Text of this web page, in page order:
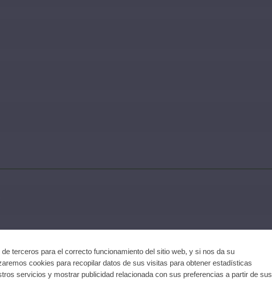
terceros para el correcto funcionamiento del sitio web, y si nos da su
cookies para recopilar datos de sus visitas para obtener estadísticas
servicios y mostrar publicidad relacionada con sus preferencias a partir de sus